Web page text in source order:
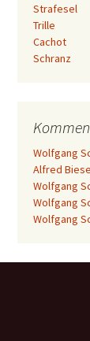
Strafesel
Trille
Cachot
Schranz
Wolfgang
Alfred
Wolfgang
Wolfgang
Wolfgang